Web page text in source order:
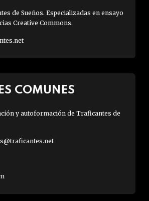
de Sueños. Especializadas en ensayo
Creative Commons.
COMUNES
y autoformación de Traficantes de